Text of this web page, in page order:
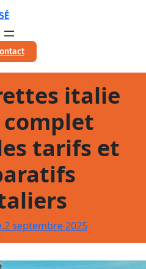
italie
tarifs et
2 septembre 2025